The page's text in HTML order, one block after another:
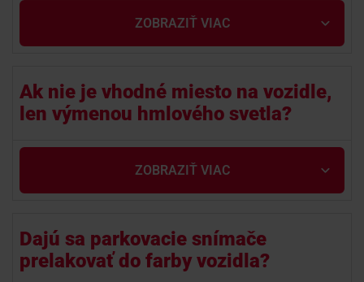
ZOBRAZIŤ VIAC
Ak nie je vhodné miesto na vozidle,
len výmenou hmlového svetla?
ZOBRAZIŤ VIAC
Dajú sa parkovacie snímače
prelakovať do farby vozidla?